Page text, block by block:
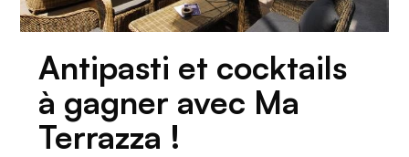
Antipasti et cocktails
à gagner avec Ma
Terrazza !